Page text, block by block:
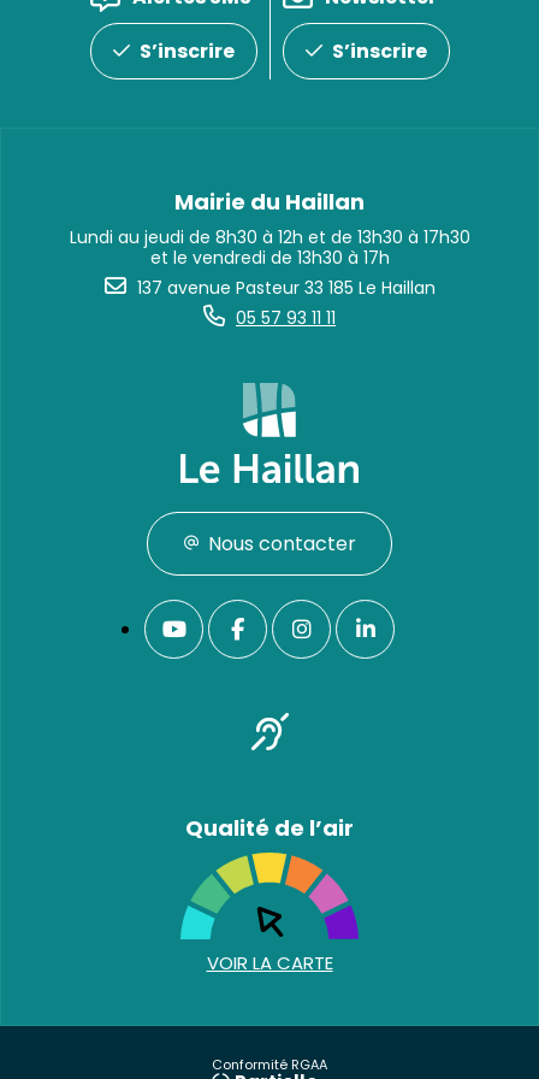
S’inscrire
S’inscrire
Mairie du Haillan
Lundi au jeudi de 8h30 à 12h et de 13h30 à 17h30
et le vendredi de 13h30 à 17h
137 avenue Pasteur 33 185 Le Haillan
05 57 93 11 11
Nous contacter
Qualité de l’air
VOIR LA CARTE
Conformité RGAA